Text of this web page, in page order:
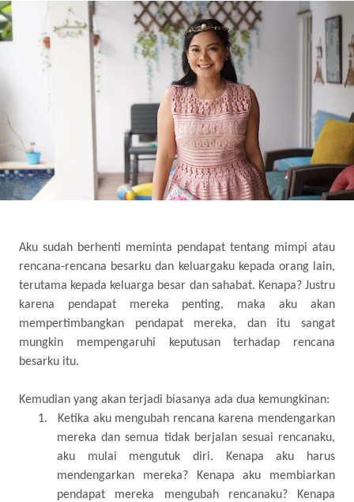
Aku sudah berhenti meminta pendapat tentang mimpi atau
rencana-rencana besarku dan keluargaku kepada orang lain,
terutama kepada keluarga besar dan sahabat. Kenapa? Justru
karena pendapat mereka penting, maka aku akan
mempertimbangkan pendapat mereka, dan itu sangat
mungkin mempengaruhi keputusan terhadap rencana
besarku itu.
Kemudian yang akan terjadi biasanya ada dua kemungkinan:
1.
Ketika aku mengubah rencana karena mendengarkan
mereka dan semua tidak berjalan sesuai rencanaku,
aku mulai mengutuk diri. Kenapa aku harus
mendengarkan mereka? Kenapa aku membiarkan
pendapat mereka mengubah rencanaku? Kenapa